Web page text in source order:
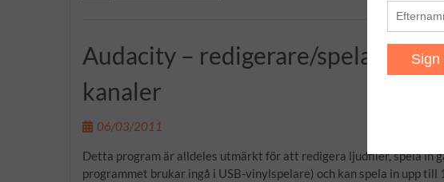
Audacity – redigerare/spela in/
kanaler
06/03/2011
Detta program är alldeles utmärkt för att redigera ljudfiler, spela in
programmet brukar ingå i USB-vinylspelare) och kan spela in upp